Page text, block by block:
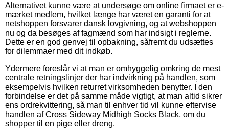
Alternativet kunne være at undersøge om online firmaet er e-
mærket medlem, hvilket længe har været en garanti for at
netshoppen forsvarer dansk lovgivning, og at webshoppen
nu og da besøges af fagmænd som har indsigt i reglerne.
Dette er en god genvej til opbakning, såfremt du udsættes
for dilemmaer med dit indkøb.
Ydermere foreslår vi at man er omhyggelig omkring de mest
centrale retningslinjer der har indvirkning på handlen, som
eksempelvis hvilken returret virksomheden benytter. I den
forbindelse er det på samme måde vigtigt, at man altid sikrer
ens ordrekvittering, så man til enhver tid vil kunne eftervise
handlen af Cross Sideway Midhigh Socks Black, om du
shopper til en pige eller dreng.